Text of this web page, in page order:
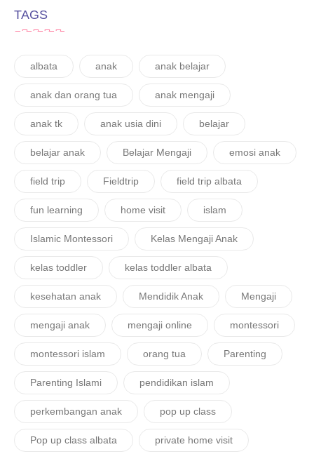
TAGS
albata anak anak belajar
anak dan orang tua anak mengaji
anak tk anak usia dini belajar
belajar anak Belajar Mengaji emosi anak
field trip Fieldtrip field trip albata
fun learning home visit islam
Islamic Montessori Kelas Mengaji Anak
kelas toddler kelas toddler albata
kesehatan anak Mendidik Anak Mengaji
mengaji anak mengaji online montessori
montessori islam orang tua Parenting
Parenting Islami pendidikan islam
perkembangan anak pop up class
Pop up class albata private home visit